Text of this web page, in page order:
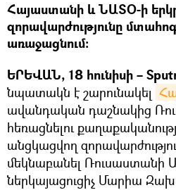
Հայաստանի և ՆԱՏՕ-ի
զորավարժությունը
առաջացնում։
ԵՐԵՎԱՆ, 18 հունիսի –
նպատակն է շարունակել
ավանդական դաշնակից
հեռացնելու
անցկացվող
մեկնաբանել
ներկայացուցիչ Մարիա